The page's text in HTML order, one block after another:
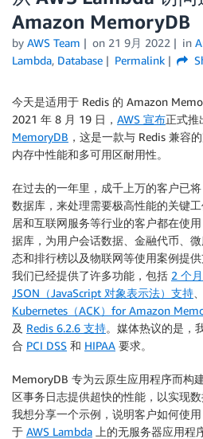
Amazon MemoryDB
by AWS Team on 21 9月 2022 in
Lambda, Database Permalink
今天是适用于 Redis 的 Amazon
2021 年 8 月 19 日， AWS 宣布正式推
MemoryDB ，这是一款与 Redis 兼容
内存中性能和多可用区耐用性。
在过去的一年里，成千上万的客户已
数据库，来处理需要极高性能的关键
居和互联网服务等行业的客户都在使
据库，为用户会话数据、金融代币、
态和排行榜以及物联网等使用案例提
我们已经提供了许多功能，包括 2 个
JSON（JavaScript 对象表示法）支持
Kubernetes（ACK）for Amazon
及 Redis 6.2.6 支持。媒体热议的是，
合 PCI DSS 和 HIPAA 要求。
MemoryDB 专为云原生应用程序而构
区事务日志提供超快的性能，以实现
我想分享一个示例，说明客户如何使
于 AWS Lambda 上的无服务器应用程